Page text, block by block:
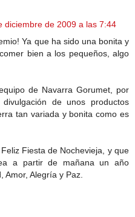
diciembre de 2009 a las 7:44
Ya que ha sido una bonita y
bien a los pequeños, algo
de Navarra Gorumet, por
de unos productos
tan variada y bonita como es
Fiesta de Nochevieja, y que
a partir de mañana un año
Amor, Alegría y Paz.